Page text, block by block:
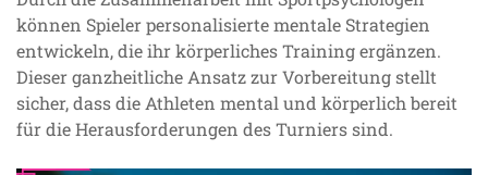
können Spieler personalisierte mentale Strategien
entwickeln, die ihr körperliches Training ergänzen.
Dieser ganzheitliche Ansatz zur Vorbereitung stellt
sicher, dass die Athleten mental und körperlich bereit
für die Herausforderungen des Turniers sind.